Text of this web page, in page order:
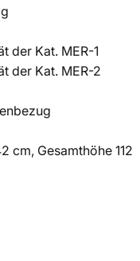
der Kat. MER-1
der Kat. MER-2
cm, Gesamthöhe 112